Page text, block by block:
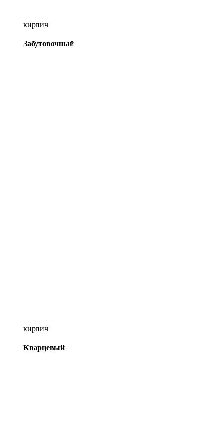
кирпич
Забутовочный
кирпич
Кварцевый